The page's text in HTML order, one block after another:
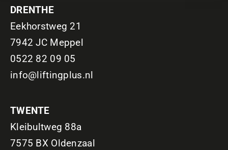
DRENTHE
Eekhorstweg 21
7942 JC Meppel
0522 82 09 05
info@liftingplus.nl
TWENTE
Kleibultweg 88a
7575 BX Oldenzaal